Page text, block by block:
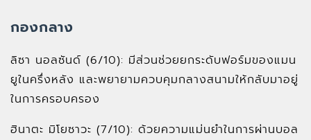
กองกลาง
ลิซา นอลซันด์ (6/10): มีส่วนช่วยยกระดับฟอร์มของแมน
ยูในครึ่งหลัง และพยายามควบคุมกลางสนามให้กลับมาอยู่
ในการครอบครอง
ฮินาตะ มิโยซาวะ (7/10): ด้วยความแม่นยำในการผ่านบอล